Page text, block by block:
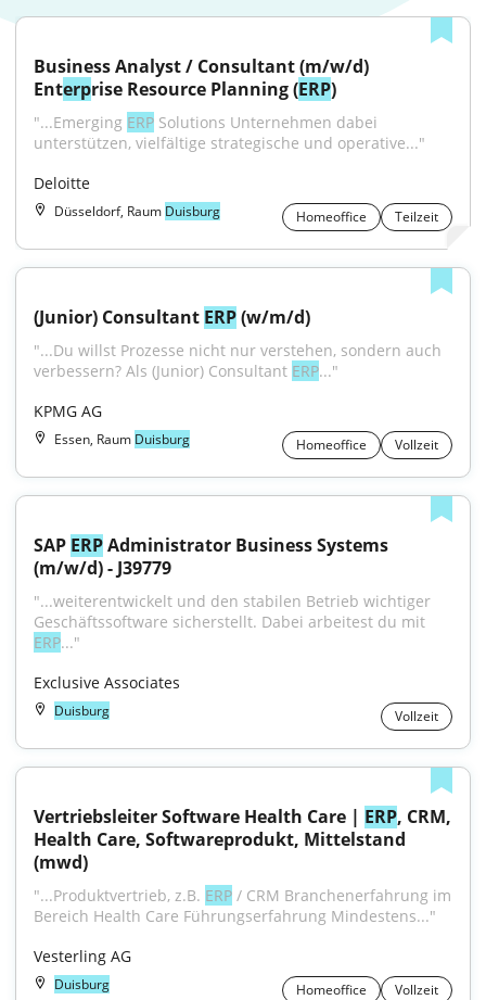
Business Analyst / Consultant (m/w/d)
Enterprise Resource Planning (ERP)
"...Emerging ERP Solutions Unternehmen dabei
unterstützen, vielfältige strategische und operative..."
Deloitte
Düsseldorf, Raum Duisburg Homeoffice Teilzeit
(Junior) Consultant ERP (w/m/d)
"...Du willst Prozesse nicht nur verstehen, sondern auch
verbessern? Als (Junior) Consultant ERP..."
KPMG AG
Essen, Raum Duisburg Homeoffice Vollzeit
SAP ERP Administrator Business Systems
(m/w/d) - J39779
"...weiterentwickelt und den stabilen Betrieb wichtiger
ERP..."
Exclusive Associates
Duisburg Vollzeit
Vertriebsleiter Software Health Care | ERP, CRM,
Health Care, Softwareprodukt, Mittelstand
(mwd)
"...Produktvertrieb, z.B. ERP / CRM Branchenerfahrung im
Bereich Health Care Führungserfahrung Mindestens..."
Vesterling AG
Duisburg Homeoffice Vollzeit